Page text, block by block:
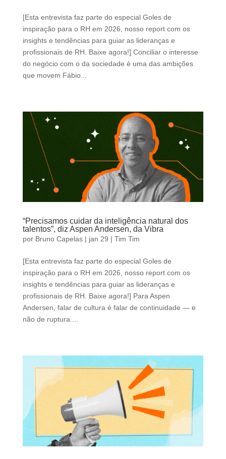
[Esta entrevista faz parte do especial Goles de
inspiração para o RH em 2026, nosso report com os
insights e tendências para guiar as lideranças e
profissionais de RH. Baixe agora!] Conciliar o interesse
do negócio com o da sociedade é uma das ambições
que movem Fábio...
“Precisamos cuidar da inteligência natural dos
talentos”, diz Aspen Andersen, da Vibra
por Bruno Capelas| jan 29 | Tim Tim
[Esta entrevista faz parte do especial Goles de
inspiração para o RH em 2026, nosso report com os
insights e tendências para guiar as lideranças e
profissionais de RH. Baixe agora!] Para Aspen
Andersen, falar de cultura é falar de continuidade — e
não de ruptura....